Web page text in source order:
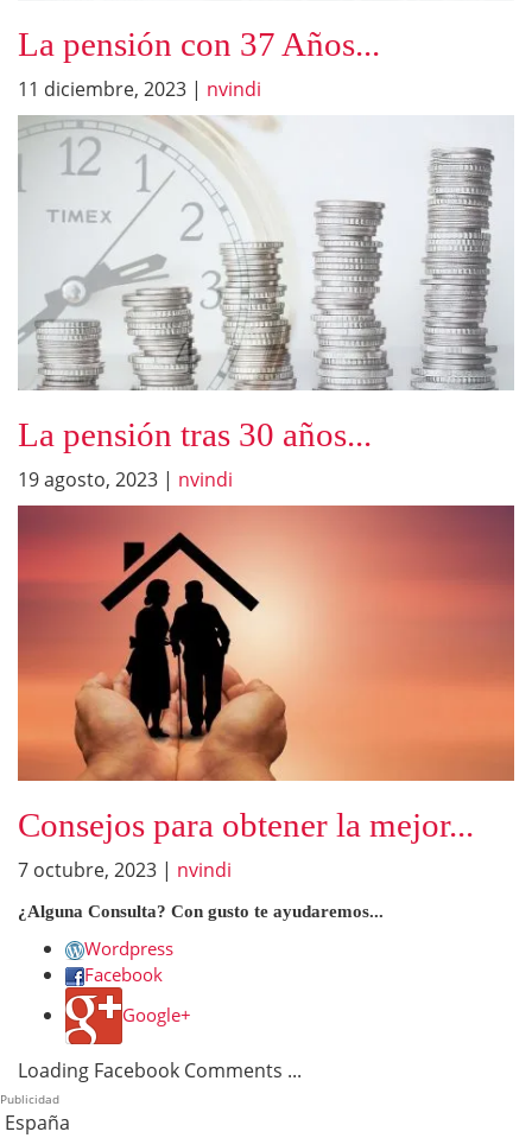
La pensión con 37 Años...
11 diciembre, 2023 | nvindi
La pensión tras 30 años...
19 agosto, 2023 | nvindi
Consejos para obtener la mejor...
7 octubre, 2023 | nvindi
¿Alguna Consulta? Con gusto te ayudaremos...
Wordpress
Facebook
Google+
Loading Facebook Comments ...
Publicidad
España